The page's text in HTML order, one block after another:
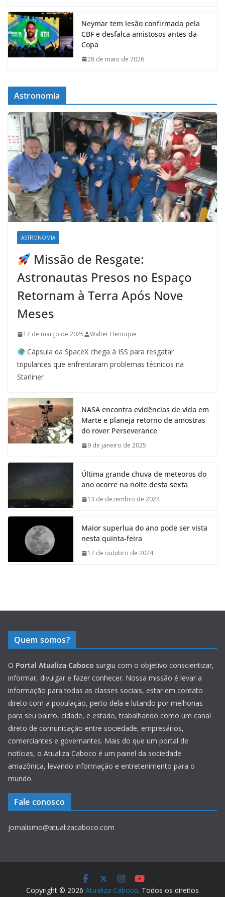
Neymar tem lesão confirmada pela
CBF e desfalca amistosos antes da
Copa
28 de maio de 2026
Astronomia
ASTRONOMIA
Missão de Resgate:
Astronautas Presos no Espaço
Retornam à Terra Após Nove
Meses
17 de março de 2025 Walter Henrique
Cápsula da SpaceX chega à ISS para resgatar
tripulantes que enfrentaram problemas técnicos na
Starliner
NASA encontra evidências de vida em
Marte e planeja retorno de amostras
do rover Perseverance
9 de janeiro de 2025
Última grande chuva de meteoros do
ano ocorre na noite desta sexta
13 de dezembro de 2024
Maior superlua do ano pode ser vista
nesta quinta-feira
17 de outubro de 2024
Quem somos?
O Portal Atualiza Caboco surgiu com o objetivo conscientizar,
informar, divulgar e fazer conhecer. Nossa missão é levar a
informação para todas as classes sociais, estar em contato
direto com a população, perto dela e lutando por melhorias
para seu bairro, cidade, e estado, trabalhando como um canal
direto de comunicação entre sociedade, empresários,
comerciantes e governantes. Mais do que um portal de
notícias, o Atualiza Caboco é um painel da sociedade
amazônica, levando informação e entretenimento para o
mundo.
Fale conosco
jornalismo@atualizacaboco.com
Copyright © 2026 Atualiza Caboco. Todos os direitos